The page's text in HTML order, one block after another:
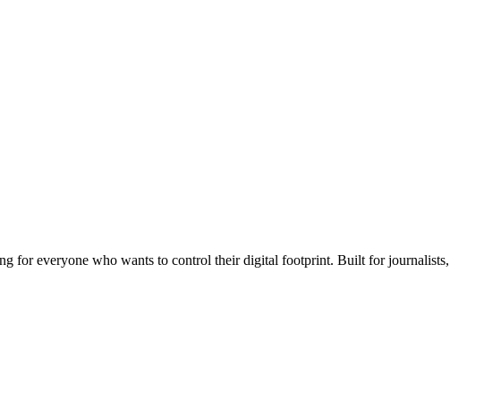
for everyone who wants to control their digital footprint. Built for journalists,